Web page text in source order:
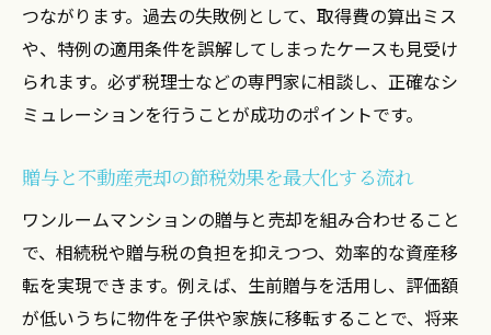
つながります。過去の失敗例として、取得費の算出ミス
や、特例の適用条件を誤解してしまったケースも見受け
られます。必ず税理士などの専門家に相談し、正確なシ
ミュレーションを行うことが成功のポイントです。
贈与と不動産売却の節税効果を最大化する流れ
ワンルームマンションの贈与と売却を組み合わせること
で、相続税や贈与税の負担を抑えつつ、効率的な資産移
転を実現できます。例えば、生前贈与を活用し、評価額
が低いうちに物件を子供や家族に移転することで、将来